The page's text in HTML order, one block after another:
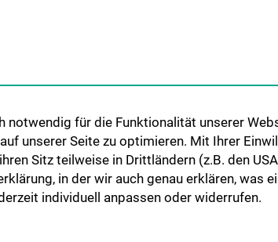
notwendig für die Funktionalität unserer
unserer Seite zu optimieren. Mit Ihrer
Sitz teilweise in Drittländern (z.B. den
in der wir auch genau erklären, was
individuell anpassen oder widerrufen.